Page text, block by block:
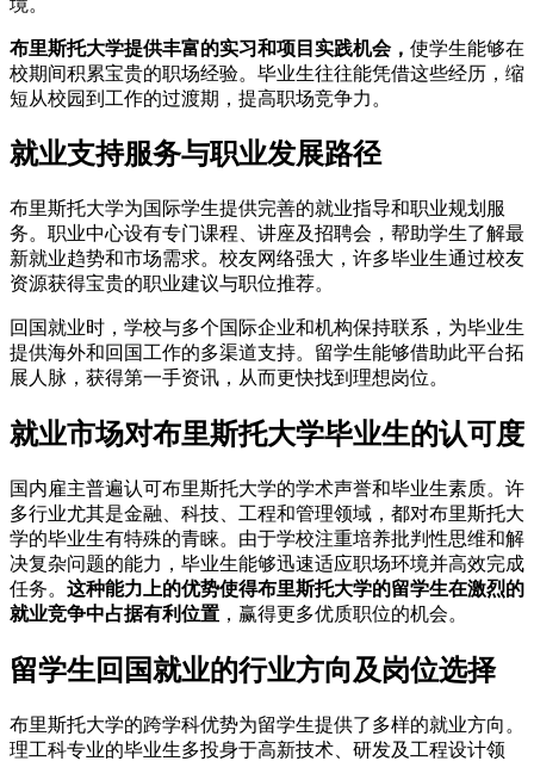
布里斯托大学提供丰富的实习和项目实践机会， 使学生能够在
校期间积累宝贵的职场经验。毕业生往往能凭借这些经历，缩
短从校园到工作的过渡期，提高职场竞争力。
就业支持服务与职业发展路径
布里斯托大学为国际学生提供完善的就业指导和职业规划服
务。职业中心设有专门课程、讲座及招聘会，帮助学生了解最
新就业趋势和市场需求。校友网络强大，许多毕业生通过校友
资源获得宝贵的职业建议与职位推荐。
回国就业时，学校与多个国际企业和机构保持联系，为毕业生
提供海外和回国工作的多渠道支持。留学生能够借助此平台拓
展人脉，获得第一手资讯，从而更快找到理想岗位。
就业市场对布里斯托大学毕业生的认可度
国内雇主普遍认可布里斯托大学的学术声誉和毕业生素质。许
多行业尤其是金融、科技、工程和管理领域，都对布里斯托大
学的毕业生有特殊的青睐。由于学校注重培养批判性思维和解
决复杂问题的能力，毕业生能够迅速适应职场环境并高效完成
任务。 这种能力上的优势使得布里斯托大学的留学生在激烈的
就业竞争中占据有利位置 ，赢得更多优质职位的机会。
留学生回国就业的行业方向及岗位选择
布里斯托大学的跨学科优势为留学生提供了多样的就业方向。
理工科专业的毕业生多投身于高新技术、研发及工程设计领